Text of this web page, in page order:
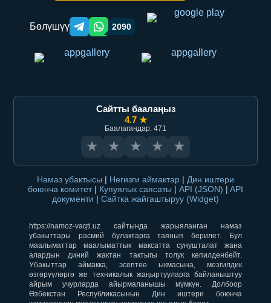
Бөлүшүү Telegram orqali ulashish
WhatsApp orqali ulashish
2090
Сайтты баалаңыз
4.7 ★
Баалагандар: 471
★ ★ ★ ★ ★
Намаз убактысы | Негизги аймактар | Дин иштери
боюнча комитет | Купуялык саясаты | API (JSON) | API
документи | Сайтка жайгаштыруу (Widget)
https://namoz-vaqti.uz сайтында жарыяланган намаз
убакыттары расмий булактарга таянып берилет. Бул
маалыматтар маалыматтык максатта сунушталат жана
алардын диний жактан тактыгы толук кепилденбейт.
Убакыттар аймакка, эсептөө ыкмасына, мезгилдик
өзгөрүүлөргө же техникалык жаңыртууларга байланыштуу
айрым учурларда айырмаланышы мүмкүн. Долбоор
Өзбекстан Республикасынын Дин иштери боюнча